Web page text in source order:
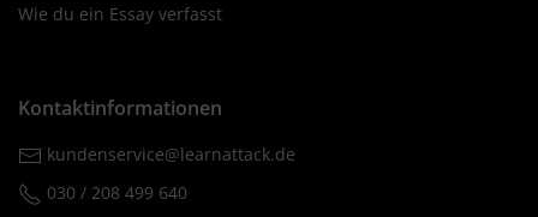
Wie du ein Essay verfasst
Kontaktinformationen
kundenservice@learnattack.de
030 / 208 499 640